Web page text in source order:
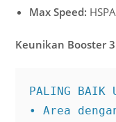
Max Speed:
Keunikan Booster
PALING BAIK
• Area